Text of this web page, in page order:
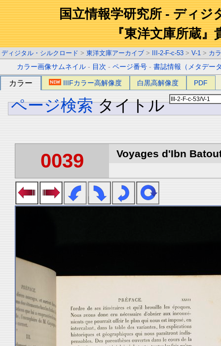
国立情報学研究所 - ディジ
『東洋文庫所蔵』
ディジタル・シルクロード > 東洋文庫アーカイブ > III-2-F-c-53 > V-1 > カ
カラー画像サムネイル - 目次 -ページ番号 -書誌情報（メタデー
カラー IIIFカラー高解像度 白黒高解像度 PDF
ページ検索 タイトル
0039 Voyages d'Ibn